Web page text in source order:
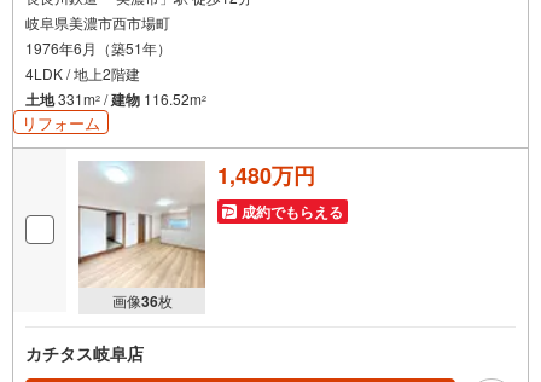
岐阜県美濃市西市場町
1976年6月（築51年）
4LDK / 地上2階建
土地331m2 /建物 116.52m2
リフォーム
画像36枚
1,480万円
成約でもらえる
カチタス岐阜店